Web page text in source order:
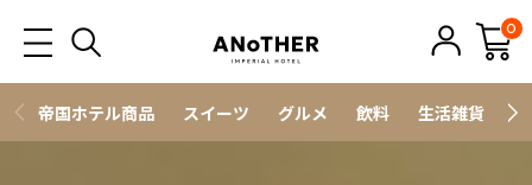
0
帝国ホテル商品 スイーツ グルメ 飲料 生活雑貨